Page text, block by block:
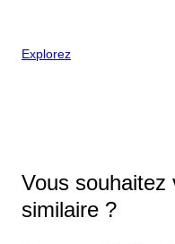
Explorez
Vous souhaitez
similaire ?